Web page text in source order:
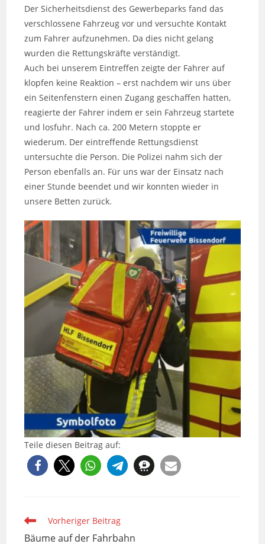
Der Sicherheitsdienst des Gewerbeparks fand das
verschlossene Fahrzeug vor und versuchte Kontakt
zum Fahrer aufzunehmen. Da dies nicht gelang
wurden die Rettungskräfte verständigt.
Auch bei unserem Eintreffen zeigte der Fahrer auf
klopfen keine Reaktion – erst nachdem wir uns über
ein Seitenfenstern einen Zugang geschaffen hatten,
reagierte der Fahrer indem er sein Fahrzeug startete
und losfuhr. Nach ca. 200 Metern stoppte er
wiederum. Der eintreffende Rettungsdienst
untersuchte die Person. Die Polizei nahm sich der
Person ebenfalls an. Für uns war der Einsatz nach
einer Stunde beendet und wir konnten wieder in
unsere Betten zurück.
Teile diesen Beitrag auf:
WeitereVorheriger Beitrag
Bäume auf der Fahrbahn